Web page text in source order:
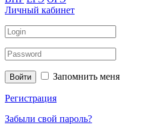
Личный кабинет
Войти Запомнить меня
Регистрация
Забыли свой пароль?